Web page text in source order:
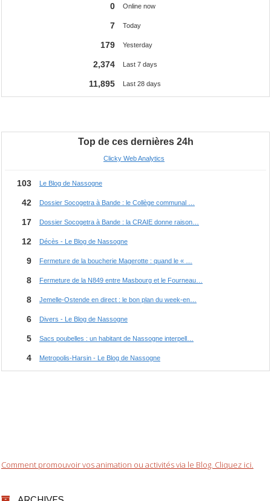
Comment promouvoir vos animation ou activités via le Blog. Cliquez ici.